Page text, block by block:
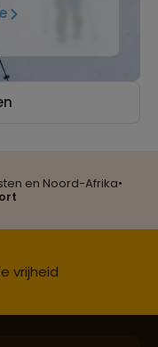
en Noord-Afrika•
cultuur en milieu
vrijheid